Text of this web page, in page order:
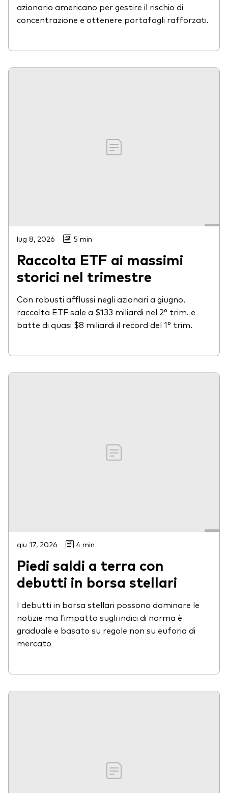
azionario americano per gestire il rischio di
concentrazione e ottenere portafogli rafforzati.
lug 8, 2026 5 min
Raccolta ETF ai massimi
storici nel trimestre
Con robusti afflussi negli azionari a giugno,
raccolta ETF sale a $133 miliardi nel 2° trim. e
batte di quasi $8 miliardi il record del 1° trim.
giu 17, 2026 4 min
Piedi saldi a terra con
debutti in borsa stellari
I debutti in borsa stellari possono dominare le
notizie ma l’impatto sugli indici di norma è
graduale e basato su regole non su euforia di
mercato